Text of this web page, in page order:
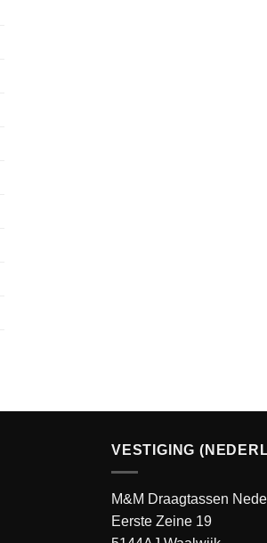
VESTIGING
M&M Draagtassen
Eerste Zeine 19